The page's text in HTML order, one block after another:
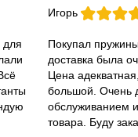
для
Игорь
Покупал
доставка была
Цена
большой. Очень
обслуживанием
товара. Буду